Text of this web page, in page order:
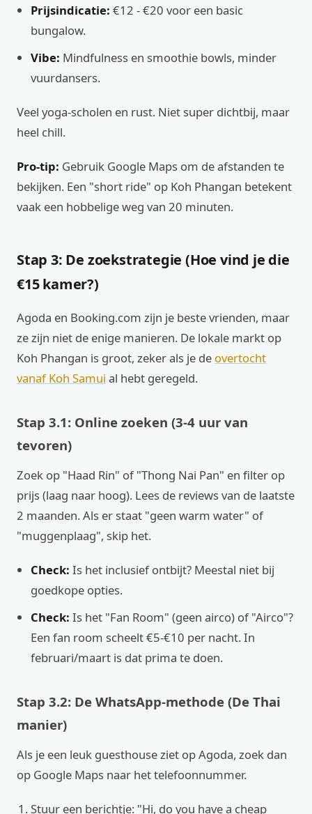
Prijsindicatie: €12 - €20 voor een basic
bungalow.
Vibe: Mindfulness en smoothie bowls, minder
vuurdansers.
Veel yoga-scholen en rust. Niet super dichtbij, maar
heel chill.
Pro-tip: Gebruik Google Maps om de afstanden te
bekijken. Een "short ride" op Koh Phangan betekent
vaak een hobbelige weg van 20 minuten.
Stap 3: De zoekstrategie (Hoe vind je die
€15 kamer?)
Agoda en Booking.com zijn je beste vrienden, maar
ze zijn niet de enige manieren. De lokale markt op
Koh Phangan is groot, zeker als je de overtocht
vanaf Koh Samui al hebt geregeld.
Stap 3.1: Online zoeken (3-4 uur van
tevoren)
Zoek op "Haad Rin" of "Thong Nai Pan" en filter op
prijs (laag naar hoog). Lees de reviews van de laatste
2 maanden. Als er staat "geen warm water" of
"muggenplaag", skip het.
Check: Is het inclusief ontbijt? Meestal niet bij
goedkope opties.
Check: Is het "Fan Room" (geen airco) of "Airco"?
Een fan room scheelt €5-€10 per nacht. In
februari/maart is dat prima te doen.
Stap 3.2: De WhatsApp-methode (De Thai
manier)
Als je een leuk guesthouse ziet op Agoda, zoek dan
op Google Maps naar het telefoonnummer.
Stuur een berichtje: "Hi, do you have a cheap